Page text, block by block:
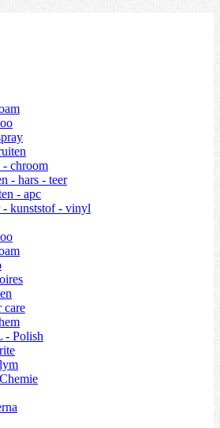
- chroom
- hars - teer
- apc
- kunststof - vinyl
care
- Polish